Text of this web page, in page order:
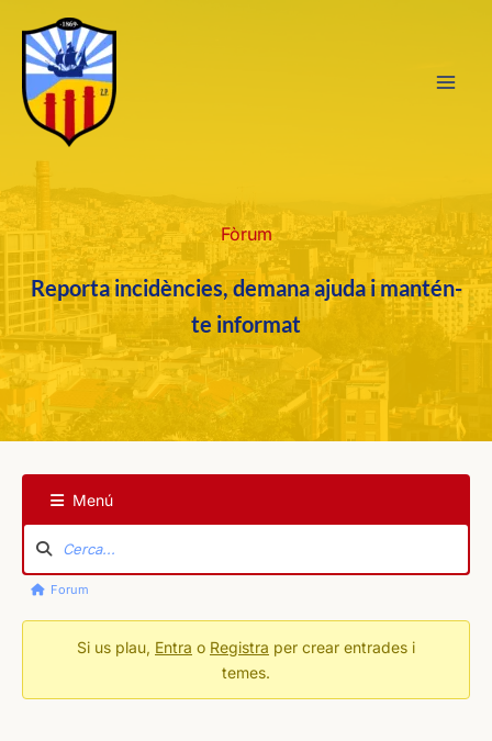
contingut
Fòrum
Reporta incidències, demana ajuda i mantén-
te informat
Menú
fòrum
Ruta
de
navegació
fòrum
Forum
Si us plau, Entra o Registra per crear entrades i
temes.